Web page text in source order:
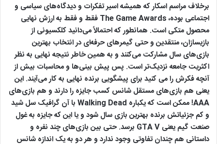
برخلاف مراسم اسکار که همیشه اسیر تفکرات و دیدگاه‌های سیاسی و
اجتماعی بوده، The Game Awards فقط و فقط به ارزش نهایی
محصول متکی است. همانطور که احتمالاً می‌دانید کلکسیونی از
بازیسازان، منتقدین و حتی گیمرهای حرفه‌ای در انتخاب بهترین
بازی‌های سال مشارکت می‌کنند و به همین خاطر نتیجه نهایی به نظر
اکثریت جامعه نزدیک‌تر است. پس پیش بینی‌ها و محاسبات بیش از
آنچه فکرش را می کنید برای پیشگویی برنده نهایی به کار می‌آیند. این
یعنی هم بازی‌های مستقل شانس کسب جایزه را دارند و هم بازی‌های
AAA! ممکن است که یکباره Walking Dead با آن گرافیک سل شید
و کم جزئیاتش برنده بهترین بازی سال شود و یا این که جایزه به غول
صنعت گیم یعنی GTA V برسد. حتی بین بازی‌های چند نفره و
داستانی هم چندان تفاوتی وجود ندارد و هر دو به یک اندازه شانس